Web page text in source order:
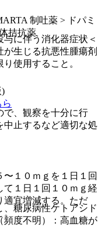
与に伴う消化器症状＜
生じる抗悪性腫瘍剤
使用すること。
で、観察を十分に行
中止するなど適切な処
糖尿病性ケトアシド
頻度不明）：高血糖が
制吐薬 > ドパミ
拮抗薬
)
１０ｍｇを１日１回
１日１回１０ｍｇ経
適宜増減する。ただ